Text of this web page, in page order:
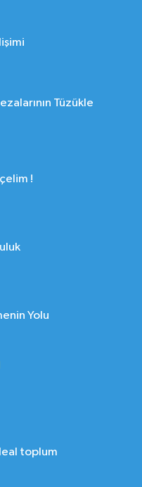
Tüzükle
!
Yolu
toplum